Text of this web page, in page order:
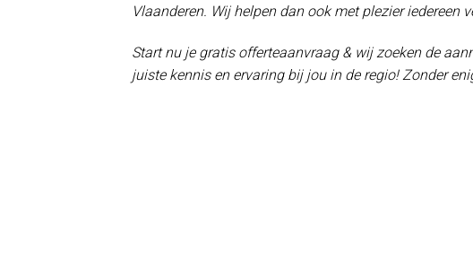
Vlaanderen. Wij helpen dan ook met plezier iedereen
Start nu je gratis offerteaanvraag & wij zoeken de
juiste kennis en ervaring bij jou in de regio! Zonder